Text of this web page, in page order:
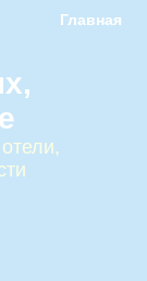
Главная